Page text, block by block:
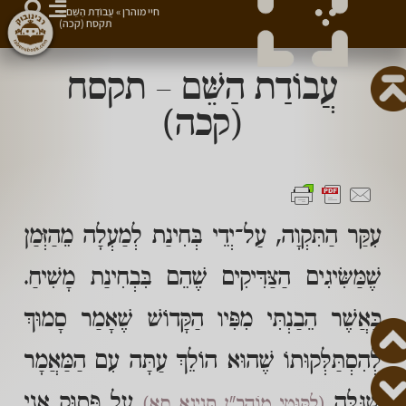
עֲבוֹדַת הַשֵּׁם – תקסח
(קכה)
עִקַּר הַתִּקְוָה, עַל־יְדֵי בְּחִינַת לְמַעְלָה מֵהַזְּמַן
שֶׁמַּשִּׂיגִים הַצַּדִּיקִים שֶׁהֵם בִּבְחִינַת מָשִׁיחַ.
כַּאֲשֶׁר הֵבַנְתִּי מִפִּיו הַקָּדוֹשׁ שֶׁאָמַר סָמוּךְ
לְהִסְתַּלְּקוּתוֹ שֶׁהוּא הוֹלֵךְ עַתָּה עִם הַמַּאֲמָר
חיי מוהרן» עֲבוֹדַת הַשֵּׁם –
תקסח (קכה)